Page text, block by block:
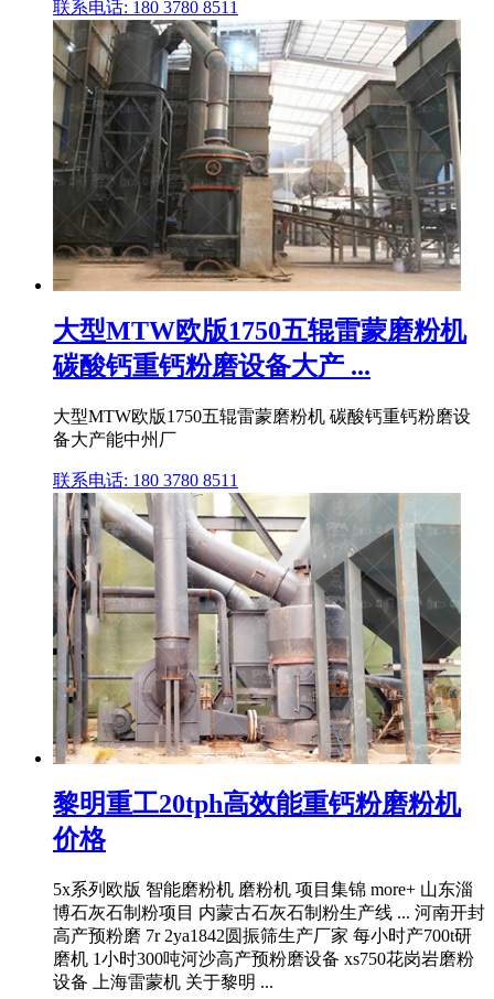
联系电话: 180 3780 8511
大型MTW欧版1750五辊雷蒙磨粉机
碳酸钙重钙粉磨设备大产 ...
大型MTW欧版1750五辊雷蒙磨粉机 碳酸钙重钙粉磨设
备大产能中州厂
联系电话: 180 3780 8511
黎明重工20tph高效能重钙粉磨粉机
价格
5x系列欧版 智能磨粉机 磨粉机 项目集锦 more+ 山东淄
博石灰石制粉项目 内蒙古石灰石制粉生产线 ... 河南开封
高产预粉磨 7r 2ya1842圆振筛生产厂家 每小时产700t研
磨机 1小时300吨河沙高产预粉磨设备 xs750花岗岩磨粉
设备 上海雷蒙机 关于黎明 ...